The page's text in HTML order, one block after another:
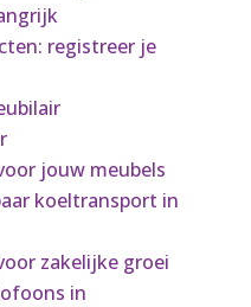
registreer je
jouw meubels
koeltransport in
zakelijke groei
in